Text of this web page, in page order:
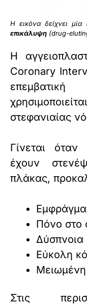
Η εικόνα δείχνει μία
επικάλυψη (drug-
Η
Coronary
στεφανιαίας
Γίνεται όταν
έχουν
πλάκας,
Πόνο στο
Δύσπνοια
Εύκολη
Στις